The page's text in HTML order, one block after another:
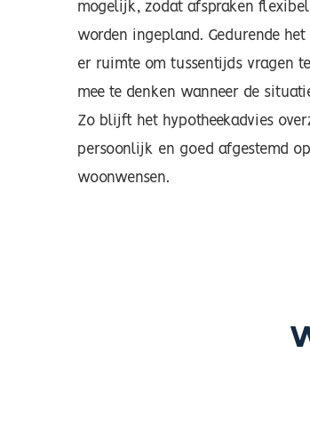
mogelijk, zodat afspraken
worden ingepland. Gedurende
er ruimte om tussentijds vragen
mee te denken wanneer de
Zo blijft het hypotheekadvies
persoonlijk en goed afgestemd
woonwensen.